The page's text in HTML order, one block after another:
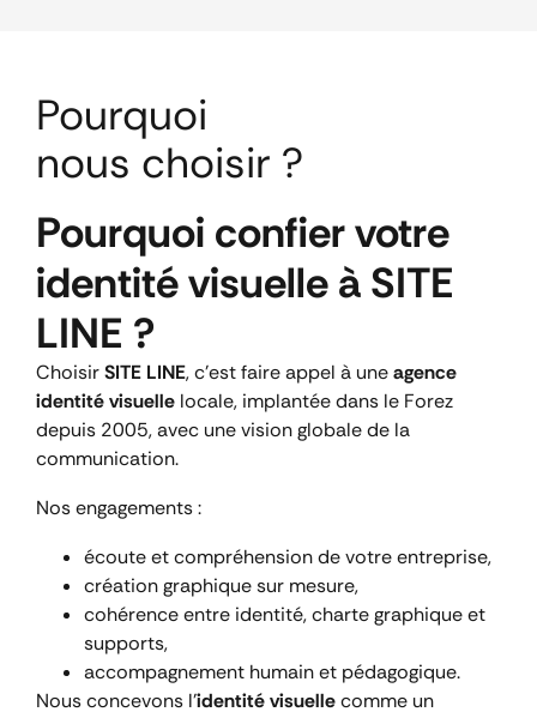
Pourquoi
nous choisir ?
Pourquoi confier votre
identité visuelle à SITE
LINE ?
ChoisirSITE LINE, c’est faire appel à uneagence
identité visuelle locale, implantée dans le Forez
depuis 2005, avec une vision globale de la
communication.
Nos engagements :
écoute et compréhension de votre entreprise,
création graphique sur mesure,
cohérence entre identité, charte graphique et
supports,
accompagnement humain et pédagogique.
Nous concevons l’identité visuellecomme un